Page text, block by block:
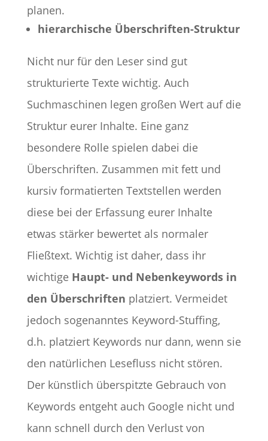
planen.
hierarchische Überschriften-Struktur
Nicht nur für den Leser sind gut
strukturierte Texte wichtig. Auch
Suchmaschinen legen großen Wert auf die
Struktur eurer Inhalte. Eine ganz
besondere Rolle spielen dabei die
Überschriften. Zusammen mit fett und
kursiv formatierten Textstellen werden
diese bei der Erfassung eurer Inhalte
etwas stärker bewertet als normaler
Fließtext. Wichtig ist daher, dass ihr
wichtige Haupt- und Nebenkeywords in
den Überschriften platziert. Vermeidet
jedoch sogenanntes Keyword-Stuffing,
d.h. platziert Keywords nur dann, wenn sie
den natürlichen Lesefluss nicht stören.
Der künstlich überspitzte Gebrauch von
Keywords entgeht auch Google nicht und
kann schnell durch den Verlust von